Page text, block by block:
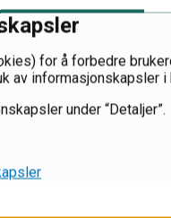
for å forbedre
av informasjonskapsler
under “Detaljer”.